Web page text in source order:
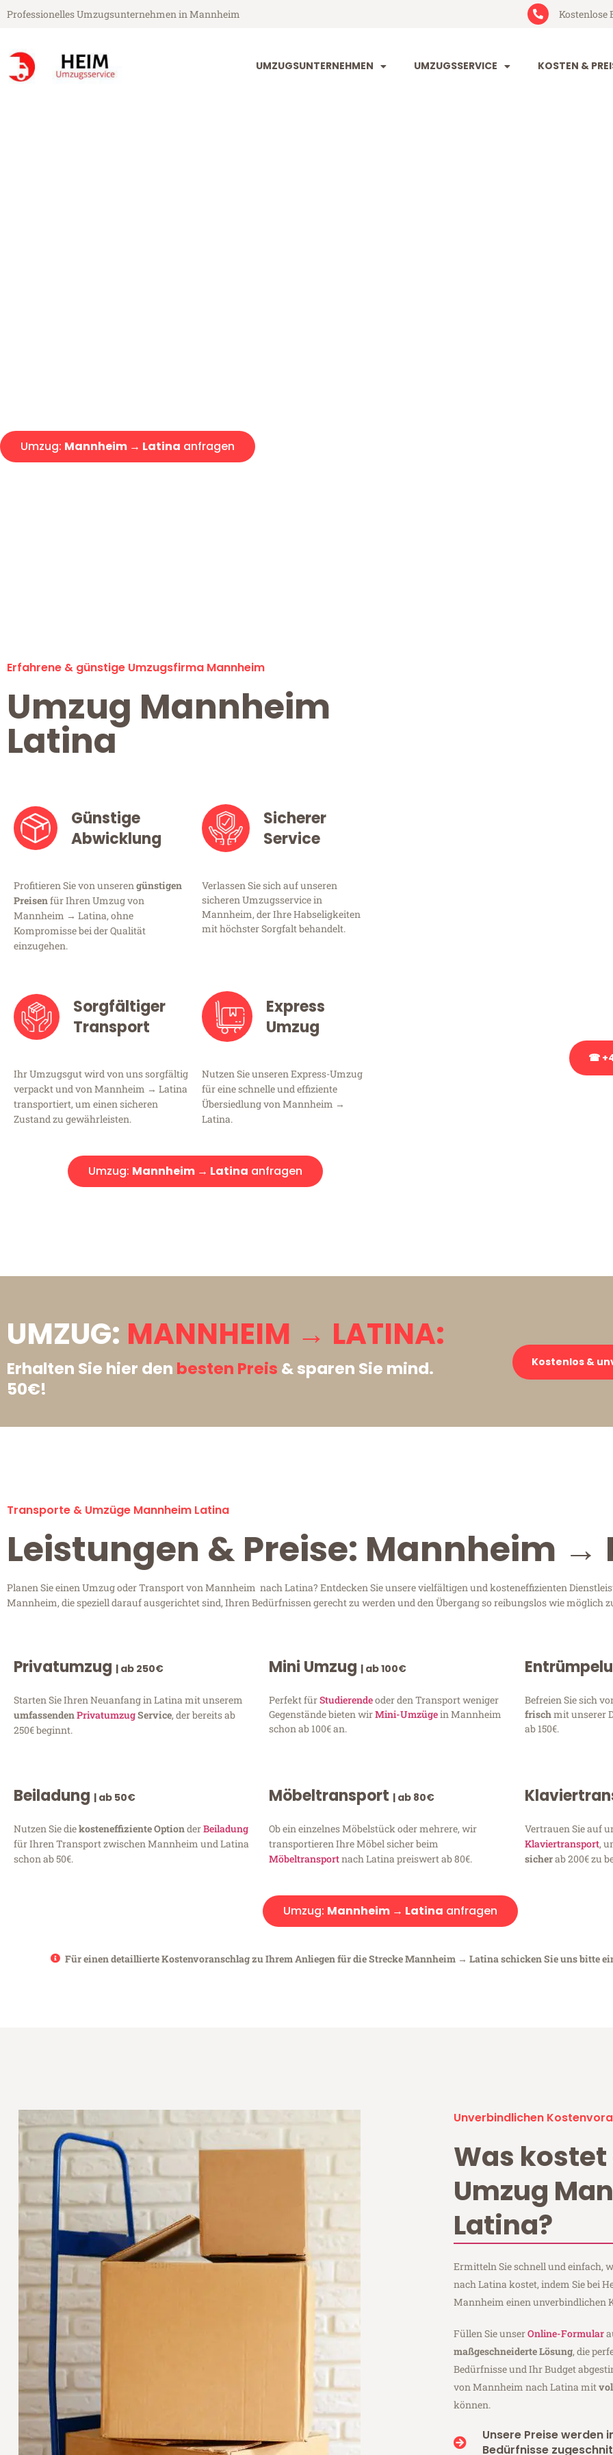
Professionelles Umzugsunternehmen in Mannheim Kostenlose
UMZUGSUNTERNEHMEN UMZUGSSERVICE KOSTEN &
Umzug: Mannheim → Latina anfragen
Erfahrene & günstige Umzugsfirma Mannheim
Umzug Mannheim
Latina
Günstige
Abwicklung
Profitieren Sie von unserengünstigen
Preisenfür Ihren Umzug von
Mannheim → Latina, ohne
Kompromisse bei der Qualität
einzugehen.
Sicherer
Service
Verlassen Sie sich auf unseren
sicheren Umzugsservice in
Mannheim, der Ihre Habseligkeiten
mit höchster Sorgfalt behandelt.
Sorgfältiger
Transport
Ihr Umzugsgut wird von uns sorgfältig
verpackt und von Mannheim → Latina
transportiert, um einen sicheren
Zustand zu gewährleisten.
Express
Umzug
Nutzen Sie unseren Express-Umzug
für eine schnelle und effiziente
Übersiedlung von Mannheim →
Latina.
Umzug: Mannheim → Latina anfragen
☎
UMZUG: MANNHEIM → LATINA:
Erhalten Sie hier den besten Preis & sparen Sie mind.
50€!
Kostenlos &
Transporte & Umzüge Mannheim Latina
Leistungen & Preise: Mannheim →
Planen Sie einen Umzug oder Transport von Mannheim nach Latina? Entdecken Sie unsere vielfältigen und kosteneffizienten
Mannheim, die speziell darauf ausgerichtet sind, Ihren Bedürfnissen gerecht zu werden und den Übergang so reibungslos wie möglich
Privatumzug | ab 250€
Starten Sie Ihren Neuanfang in Latina mit unserem
umfassendenPrivatumzugService, der bereits ab
250€ beginnt.
Mini Umzug | ab 100€
Perfekt fürStudierendeoder den Transport weniger
Gegenstände bieten wirMini-Umzügein Mannheim
schon ab 100€ an.
Befreien Sie sich
frischmit unserer
ab 150€.
Beiladung | ab 50€
Nutzen Sie diekosteneffiziente OptionderBeiladung
für Ihren Transport zwischen Mannheim und Latina
schon ab 50€.
Möbeltransport | ab 80€
Ob ein einzelnes Möbelstück oder mehrere, wir
transportieren Ihre Möbel sicher beim
Möbeltransportnach Latina preiswert ab 80€.
Vertrauen Sie auf
Klaviertransport,
sicherab 200€ zu
Umzug: Mannheim → Latina anfragen
Für einen detaillierte Kostenvoranschlag zu Ihrem Anliegen für die Strecke Mannheim → Latina schicken Sie uns bitte
Unverbindlichen
Was kostet
Umzug
Latina?
Ermitteln Sie schnell und einfach,
nach Latina kostet, indem Sie bei
Mannheim einen unverbindlichen
Füllen Sie unserOnline-Formular
maßgeschneiderte Lösung, die
Bedürfnisse und Ihr Budget
von Mannheim nach Latina mit
können.
Unsere Preise werden
Bedürfnisse